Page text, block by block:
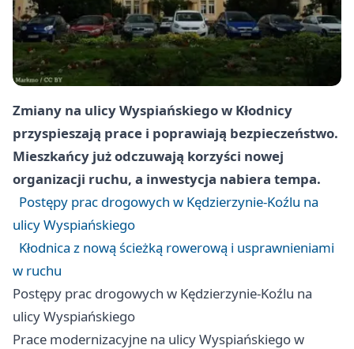
Zmiany na ulicy Wyspiańskiego w Kłodnicy
przyspieszają prace i poprawiają bezpieczeństwo.
Mieszkańcy już odczuwają korzyści nowej
organizacji ruchu, a inwestycja nabiera tempa.
Postępy prac drogowych w Kędzierzynie-Koźlu na
ulicy Wyspiańskiego
Kłodnica z nową ścieżką rowerową i usprawnieniami
w ruchu
Postępy prac drogowych w Kędzierzynie-Koźlu na
ulicy Wyspiańskiego
Prace modernizacyjne na ulicy Wyspiańskiego w